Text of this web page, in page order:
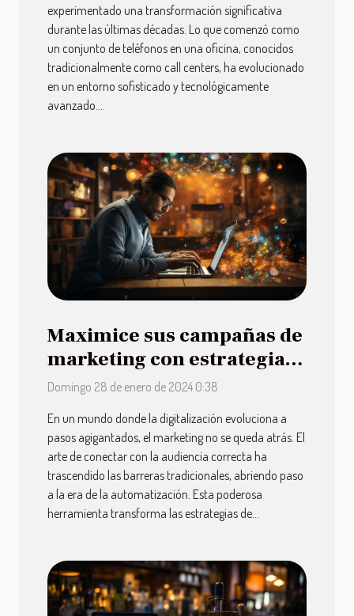
experimentado una transformación significativa
durante las últimas décadas. Lo que comenzó como
un conjunto de teléfonos en una oficina, conocidos
tradicionalmente como call centers, ha evolucionado
en un entorno sofisticado y tecnológicamente
avanzado....
Maximice sus campañas de
marketing con estrategias
de automatización
Domingo 28 de enero de 2024 0:38
En un mundo donde la digitalización evoluciona a
pasos agigantados, el marketing no se queda atrás. El
arte de conectar con la audiencia correcta ha
trascendido las barreras tradicionales, abriendo paso
a la era de la automatización. Esta poderosa
herramienta transforma las estrategias de...